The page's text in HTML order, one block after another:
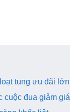
tung ưu đãi lớn
cuộc đua giảm giá